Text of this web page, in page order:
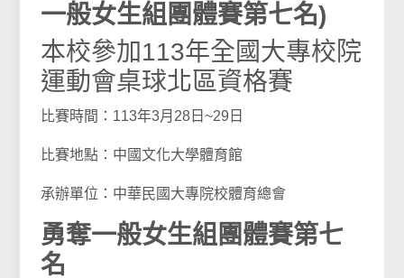
一般女生組團體賽第七名)
本校參加113年全國大專校院
運動會桌球北區資格賽
比賽時間：113年3月28日~29日
比賽地點：中國文化大學體育館
承辦單位：中華民國大專院校體育總會
勇奪一般女生組團體賽第七
名